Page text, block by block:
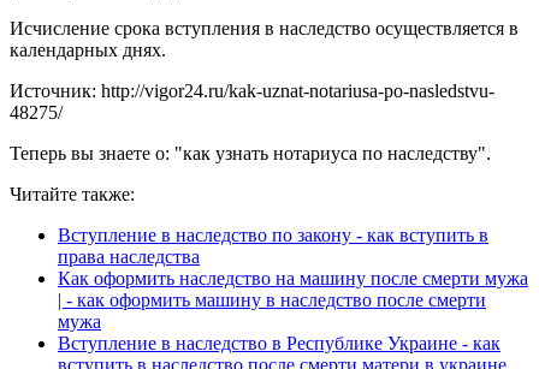
Исчисление срока вступления в наследство осуществляется в
календарных днях.
Источник: http://vigor24.ru/kak-uznat-notariusa-po-nasledstvu-
48275/
Теперь вы знаете о: "как узнать нотариуса по наследству".
Читайте также:
Вступление в наследство по закону - как вступить в
права наследства
Как оформить наследство на машину после смерти мужа
| - как оформить машину в наследство после смерти
мужа
Вступление в наследство в Республике Украине - как